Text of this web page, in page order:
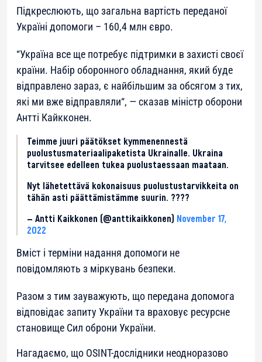
Підкреслюють, що загальна вартість переданої
Україні допомоги – 160,4 млн євро.
“Україна все ще потребує підтримки в захисті своєї
країни. Набір оборонного обладнання, який буде
відправлено зараз, є найбільшим за обсягом з тих,
які ми вже відправляли“, — сказав міністр оборони
Антті Кайкконен.
Teimme juuri päätökset kymmenennestä
puolustusmateriaalipaketista Ukrainalle. Ukraina
tarvitsee edelleen tukea puolustaessaan maataan.
Nyt lähetettävä kokonaisuus puolustustarvikkeita on
tähän asti päättämistämme suurin. ????
— Antti Kaikkonen (@anttikaikkonen) November 17,
2022
Вміст і терміни надання допомоги не
повідомляють з міркувань безпеки.
Разом з тим зауважують, що передана допомога
відповідає запиту України та враховує ресурсне
становище Сил оброни України.
Нагадаємо, що OSINT-дослідники неодноразово